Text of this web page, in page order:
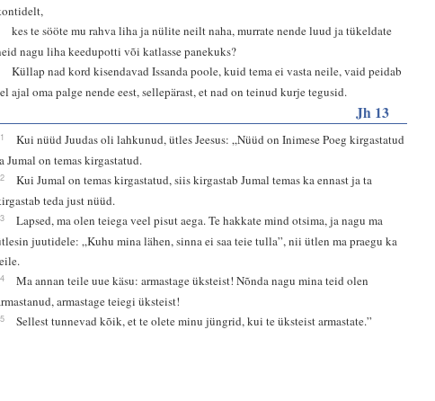
kes te sööte mu rahva liha ja nülite neilt naha, murrate nende luud ja tükeldate
nagu liha keedupotti või katlasse panekuks?
Küllap nad kord kisendavad Issanda poole, kuid tema ei vasta neile, vaid peidab
ajal oma palge nende eest, sellepärast, et nad on teinud kurje tegusid.
Jh 13
Kui nüüd Juudas oli lahkunud, ütles Jeesus: „Nüüd on Inimese Poeg kirgastatud
Jumal on temas kirgastatud.
Kui Jumal on temas kirgastatud, siis kirgastab Jumal temas ka ennast ja ta
teda just nüüd.
Lapsed, ma olen teiega veel pisut aega. Te hakkate mind otsima, ja nagu ma
juutidele: „Kuhu mina lähen, sinna ei saa teie tulla”, nii ütlen ma praegu ka
Ma annan teile uue käsu: armastage üksteist! Nõnda nagu mina teid olen
armastage teiegi üksteist!
Sellest tunnevad kõik, et te olete minu jüngrid, kui te üksteist armastate.”